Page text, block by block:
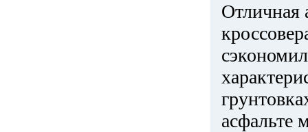
Отличная
асфальте